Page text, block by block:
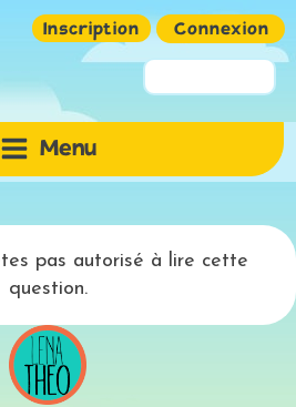
Inscription Connexion
Mot de passe
Menu
pas autorisé à lire cette
question.